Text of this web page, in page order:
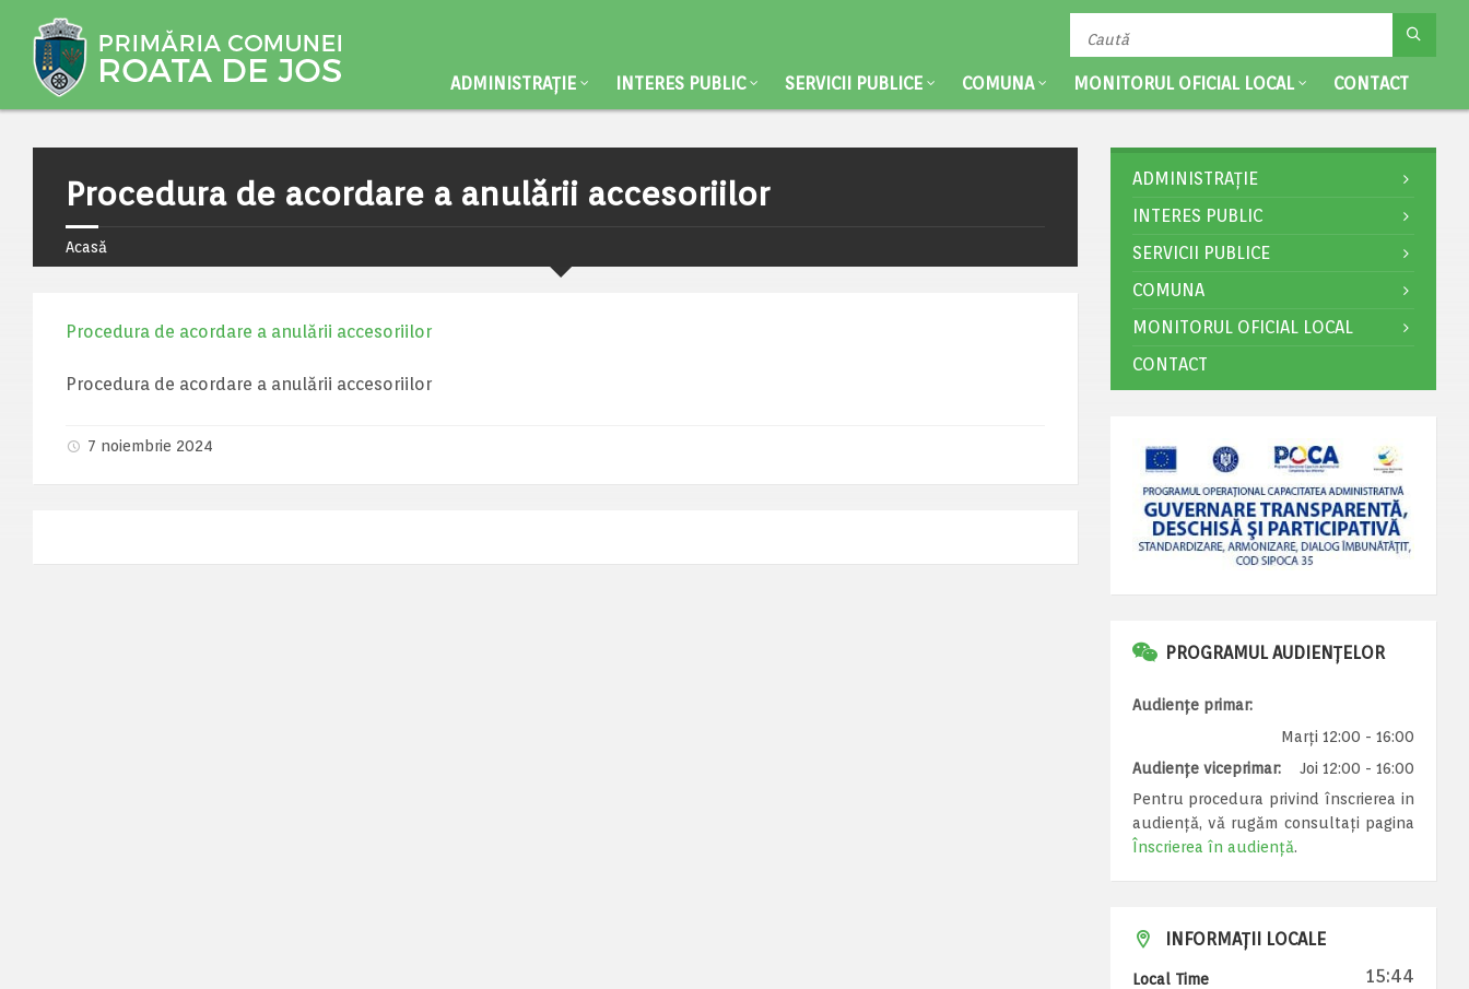
ADMINISTRAȚIE INTERES PUBLIC SERVICII PUBLICE COMUNA MONITORUL OFICIAL LOCAL CONTACT
Procedura de acordare a anulării accesoriilor
Acasă
Procedura de acordare a anulării accesoriilor
Procedura de acordare a anulării accesoriilor
7 noiembrie 2024
ADMINISTRAȚIE
INTERES PUBLIC
SERVICII PUBLICE
COMUNA
MONITORUL OFICIAL LOCAL
CONTACT
PROGRAMUL AUDIENȚELOR
Audiențe primar:
Marți 12:00 - 16:00
Audiențe viceprimar:
Joi 12:00 - 16:00
Pentru procedura privind înscrierea in
audiență, vă rugăm consultați pagina
Înscrierea în audiență.
INFORMAȚII LOCALE
Local Time 15:44